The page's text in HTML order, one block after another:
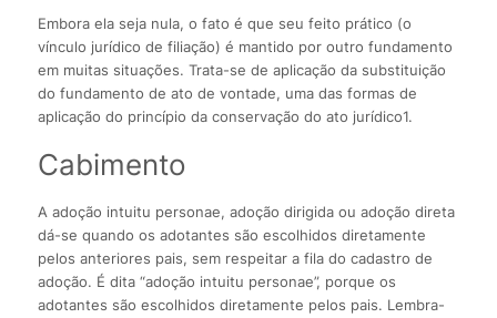
Embora ela seja nula, o fato é que seu feito prático (o
vínculo jurídico de filiação) é mantido por outro fundamento
em muitas situações. Trata-se de aplicação da substituição
do fundamento de ato de vontade, uma das formas de
aplicação do princípio da conservação do ato jurídico1.
Cabimento
A adoção intuitu personae, adoção dirigida ou adoção direta
dá-se quando os adotantes são escolhidos diretamente
pelos anteriores pais, sem respeitar a fila do cadastro de
adoção. É dita “adoção intuitu personae”, porque os
adotantes são escolhidos diretamente pelos pais. Lembra-